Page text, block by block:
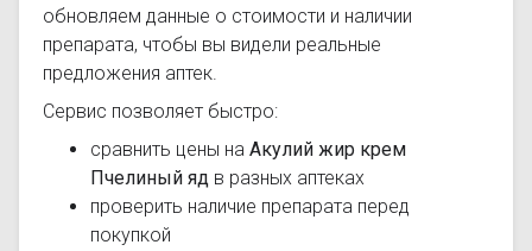
обновляем данные о стоимости и наличии
препарата, чтобы вы видели реальные
предложения аптек.
Сервис позволяет быстро:
сравнить цены на Акулий жир крем
Пчелиный яд в разных аптеках
проверить наличие препарата перед
покупкой